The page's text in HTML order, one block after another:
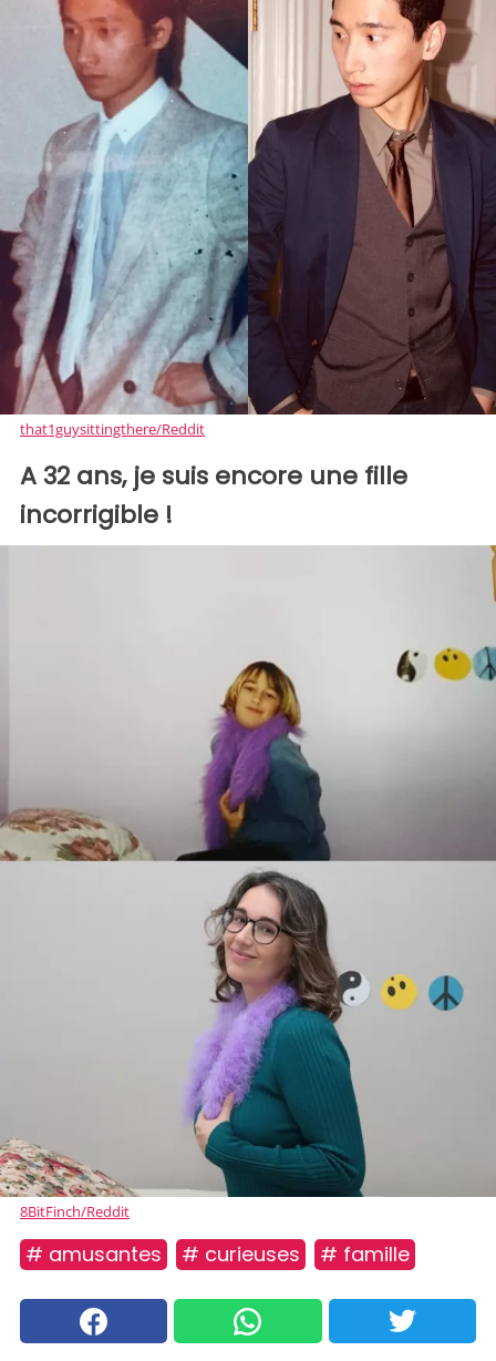
that1guysittingthere/Reddit
A 32 ans, je suis encore une fille
incorrigible !
8BitFinch/Reddit
# amusantes # curieuses # famille